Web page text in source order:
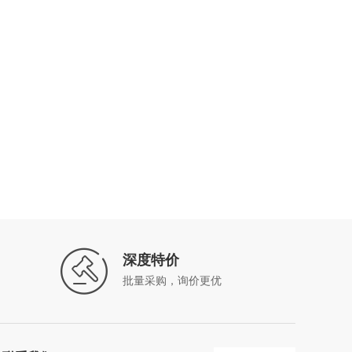
深度特价
批量采购，询价更优